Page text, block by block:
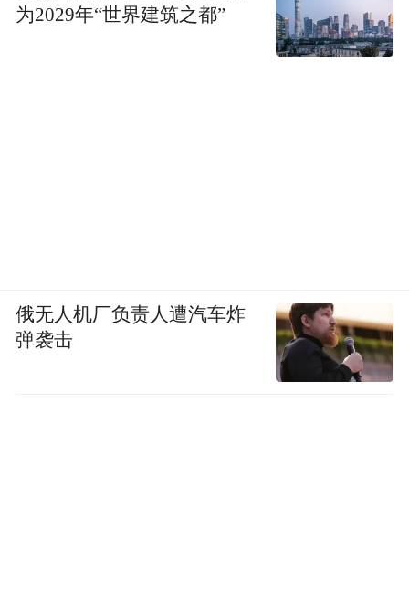
为2029年“世界建筑之都”
俄无人机厂负责人遭汽车炸
弹袭击